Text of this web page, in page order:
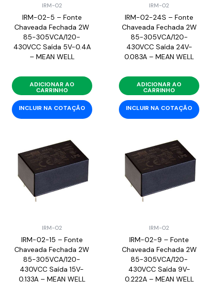
IRM-02
IRM-02-5 – Fonte
Chaveada Fechada 2W
85-305VCA/120-
430VCC Saída 5V-0.4A
– MEAN WELL
ADICIONAR AO
CARRINHO
INCLUIR NA COTAÇÃO
IRM-02
IRM-02-24S – Fonte
Chaveada Fechada 2W
85-305VCA/120-
430VCC Saída 24V-
0.083A – MEAN WELL
ADICIONAR AO
CARRINHO
INCLUIR NA COTAÇÃO
IRM-02
IRM-02-15 – Fonte
Chaveada Fechada 2W
85-305VCA/120-
430VCC Saída 15V-
0.133A – MEAN WELL
IRM-02
IRM-02-9 – Fonte
Chaveada Fechada 2W
85-305VCA/120-
430VCC Saída 9V-
0.222A – MEAN WELL